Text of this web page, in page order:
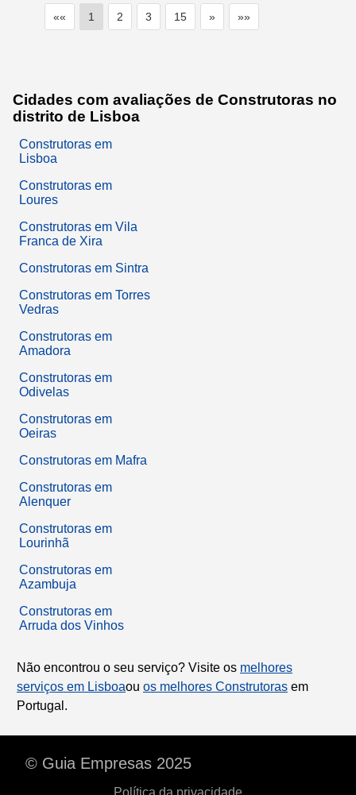
«« 1 2 3 15 » »»
Cidades com avaliações de Construtoras no
distrito de Lisboa
Construtoras em
Lisboa
Construtoras em
Loures
Construtoras em Vila
Franca de Xira
Construtoras em Sintra
Construtoras em Torres
Vedras
Construtoras em
Amadora
Construtoras em
Odivelas
Construtoras em
Oeiras
Construtoras em Mafra
Construtoras em
Alenquer
Construtoras em
Lourinhã
Construtoras em
Azambuja
Construtoras em
Arruda dos Vinhos
Não encontrou o seu serviço? Visite os melhores
serviços em Lisboaou os melhores Construtoras em
Portugal.
© Guia Empresas 2025
Política da privacidade